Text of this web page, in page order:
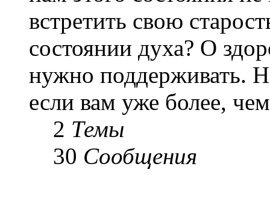
встретить свою
состоянии духа? О
нужно поддерживать.
если вам уже более,
2 Темы
30 Сообщения